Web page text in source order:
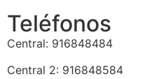
Teléfonos
Central: 916848484
Central 2: 916848584